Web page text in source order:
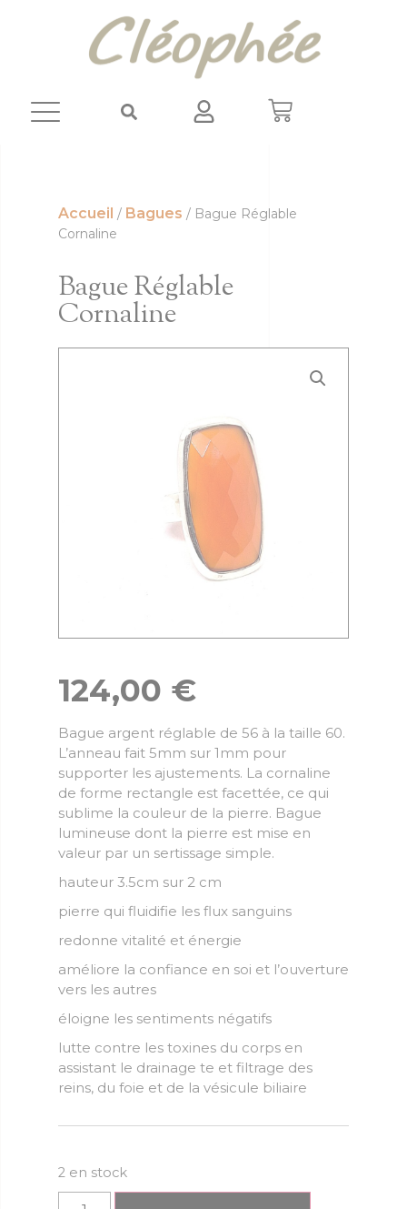
Accueil / Bagues / Bague Réglable
Cornaline
Bague Réglable
Cornaline
124,00 €
Bague argent réglable de 56 à la taille 60.
L’anneau fait 5mm sur 1mm pour
supporter les ajustements. La cornaline
de forme rectangle est facettée, ce qui
sublime la couleur de la pierre. Bague
lumineuse dont la pierre est mise en
valeur par un sertissage simple.
hauteur 3.5cm sur 2 cm
pierre qui fluidifie les flux sanguins
redonne vitalité et énergie
améliore la confiance en soi et l’ouverture
vers les autres
éloigne les sentiments négatifs
lutte contre les toxines du corps en
assistant le drainage te et filtrage des
reins, du foie et de la vésicule biliaire
2 en stock